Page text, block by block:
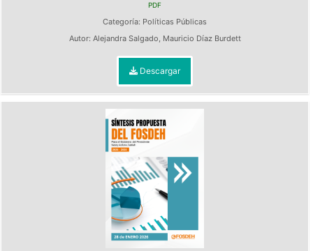
PDF
Categoría: Políticas Públicas
Autor: Alejandra Salgado, Mauricio Díaz Burdett
Descargar